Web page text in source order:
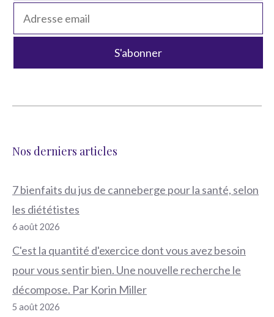
Nos derniers articles
7 bienfaits du jus de canneberge pour la santé, selon
les diététistes
6 août 2026
C'est la quantité d'exercice dont vous avez besoin
pour vous sentir bien. Une nouvelle recherche le
décompose. Par Korin Miller
5 août 2026